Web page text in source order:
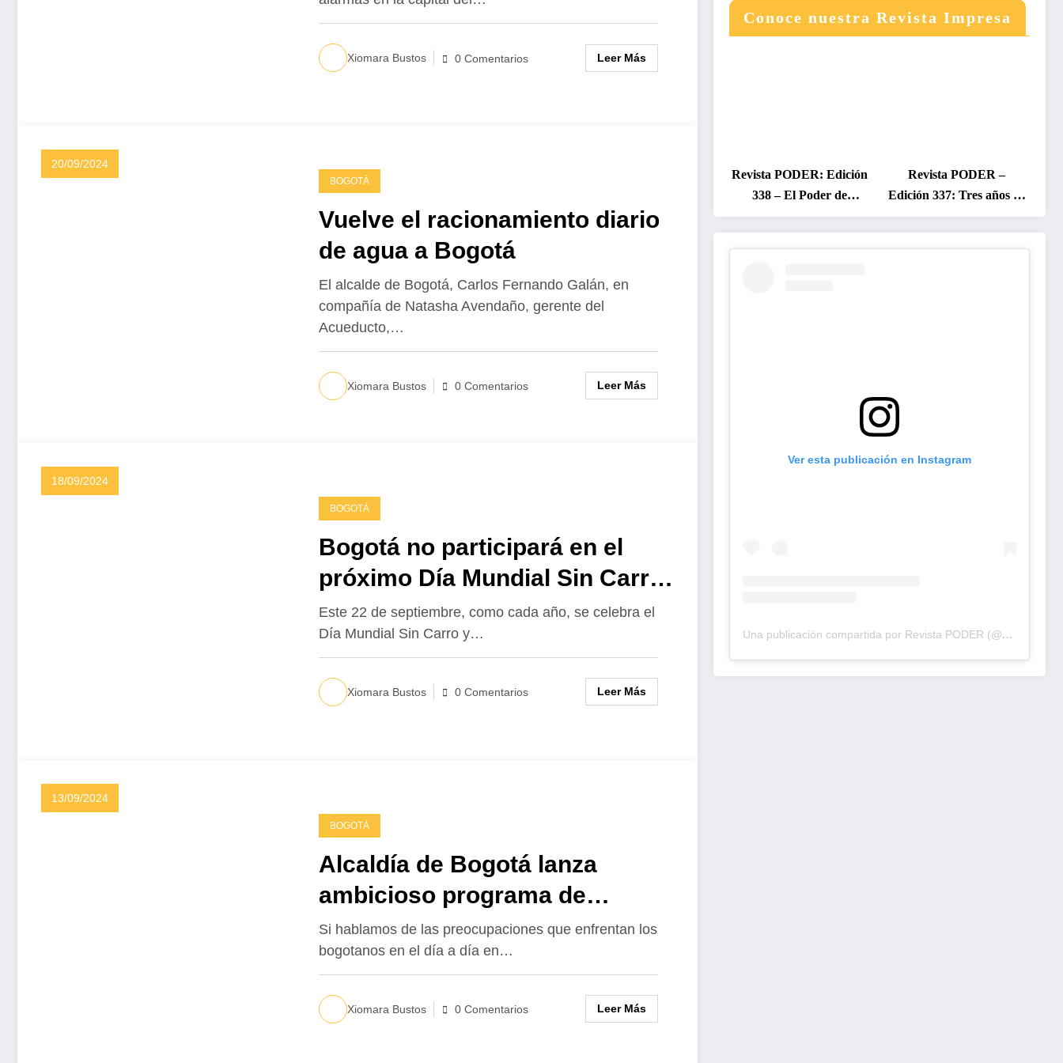
Xiomara Bustos 0 Comentarios Leer Más
20/09/2024
BOGOTÁ
Vuelve el racionamiento diario
de agua a Bogotá
El alcalde de Bogotá, Carlos Fernando Galán, en
compañía de Natasha Avendaño, gerente del
Acueducto,…
Xiomara Bustos 0 Comentarios Leer Más
18/09/2024
BOGOTÁ
Bogotá no participará en el
próximo Día Mundial Sin Carro
y Sin Moto
Este 22 de septiembre, como cada año, se celebra el
Día Mundial Sin Carro y…
Xiomara Bustos 0 Comentarios Leer Más
13/09/2024
BOGOTÁ
Alcaldía de Bogotá lanza
ambicioso programa de
vivienda
Si hablamos de las preocupaciones que enfrentan los
bogotanos en el día a día en…
Xiomara Bustos 0 Comentarios Leer Más
Conoce nuestra Revista Impresa
Revista PODER: Edición
338 – El Poder de
Colombia en Disputa
2026
Revista PODER –
Edición 337: Tres años de
gobierno Petro, entre el
cambio prometido y el
Ver esta publicación en Instagram
Una publicación compartida por Revista PODER (@revistapodercol)